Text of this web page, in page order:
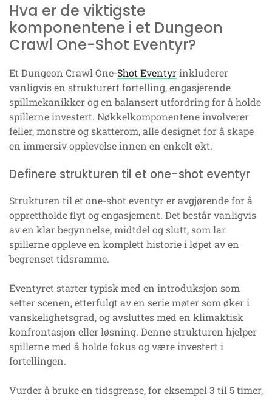
Hva er de viktigste
komponentene i et Dungeon
Crawl One-Shot Eventyr?
Et Dungeon Crawl One-Shot Eventyrinkluderer
vanligvis en strukturert fortelling, engasjerende
spillmekanikker og en balansert utfordring for å holde
spillerne investert. Nøkkelkomponentene involverer
feller, monstre og skatterom, alle designet for å skape
en immersiv opplevelse innen en enkelt økt.
Definere strukturen til et one-shot eventyr
Strukturen til et one-shot eventyr er avgjørende for å
opprettholde flyt og engasjement. Det består vanligvis
av en klar begynnelse, midtdel og slutt, som lar
spillerne oppleve en komplett historie i løpet av en
begrenset tidsramme.
Eventyret starter typisk med en introduksjon som
setter scenen, etterfulgt av en serie møter som øker i
vanskelighetsgrad, og avsluttes med en klimaktisk
konfrontasjon eller løsning. Denne strukturen hjelper
spillerne med å holde fokus og være investert i
fortellingen.
Vurder å bruke en tidsgrense, for eksempel 3 til 5 timer,